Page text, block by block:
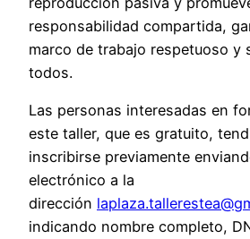
responsabilidad compartida,
marco de trabajo respetuoso y
todos.
Las personas interesadas en
este taller, que es gratuito,
inscribirse previamente
electrónico a la
dirección
indicando nombre completo,